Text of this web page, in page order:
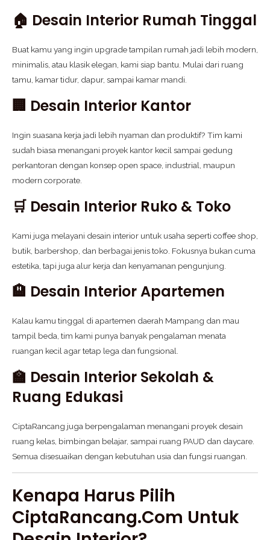
🏠 Desain Interior Rumah Tinggal
Buat kamu yang ingin upgrade tampilan rumah jadi lebih modern,
minimalis, atau klasik elegan, kami siap bantu. Mulai dari ruang
tamu, kamar tidur, dapur, sampai kamar mandi.
🏢 Desain Interior Kantor
Ingin suasana kerja jadi lebih nyaman dan produktif? Tim kami
sudah biasa menangani proyek kantor kecil sampai gedung
perkantoran dengan konsep open space, industrial, maupun
modern corporate.
🛒 Desain Interior Ruko & Toko
Kami juga melayani desain interior untuk usaha seperti coffee shop,
butik, barbershop, dan berbagai jenis toko. Fokusnya bukan cuma
estetika, tapi juga alur kerja dan kenyamanan pengunjung.
🏨 Desain Interior Apartemen
Kalau kamu tinggal di apartemen daerah Mampang dan mau
tampil beda, tim kami punya banyak pengalaman menata
ruangan kecil agar tetap lega dan fungsional.
🏫 Desain Interior Sekolah &
Ruang Edukasi
CiptaRancang juga berpengalaman menangani proyek desain
ruang kelas, bimbingan belajar, sampai ruang PAUD dan daycare.
Semua disesuaikan dengan kebutuhan usia dan fungsi ruangan.
Kenapa Harus Pilih
CiptaRancang.com Untuk